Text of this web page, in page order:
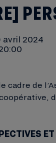
avril 2024
cadre de